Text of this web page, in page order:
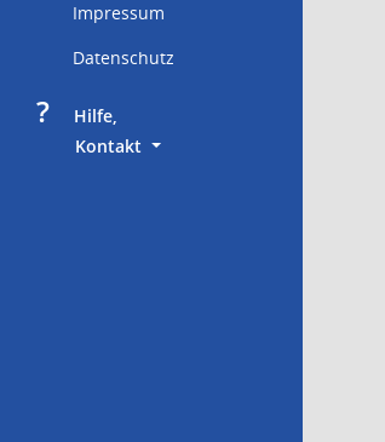
Impressum
Datenschutz
?
     Hilfe,
Kontakt